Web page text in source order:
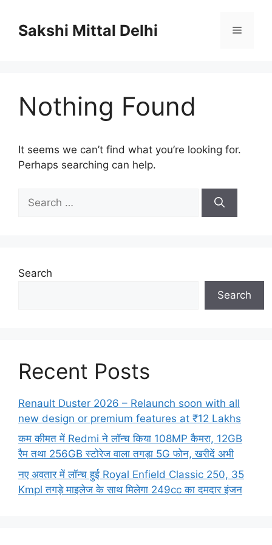
contentSakshi Mittal Delhi Menu
Nothing Found
It seems we can’t find what you’re looking for.
Perhaps searching can help.
for:
Search
Search
Recent Posts
Renault Duster 2026 – Relaunch soon with all
new design or premium features at ₹12 Lakhs
कम कीमत में Redmi ने लॉन्च किया 108MP कैमरा, 12GB
रैम तथा 256GB स्टोरेज वाला तगड़ा 5G फोन, खरीदें अभी
नए अवतार में लॉन्च हुई Royal Enfield Classic 250, 35
Kmpl तगड़े माइलेज के साथ मिलेगा 249cc का दमदार इंजन